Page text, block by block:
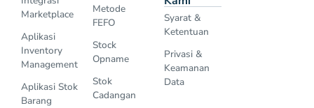
Marketplace
Aplikasi
Inventory
Management
Aplikasi Stok
Barang
Metode
FEFO
Stock
Opname
Stok
Cadangan
Syarat &
Ketentuan
Privasi &
Keamanan
Data